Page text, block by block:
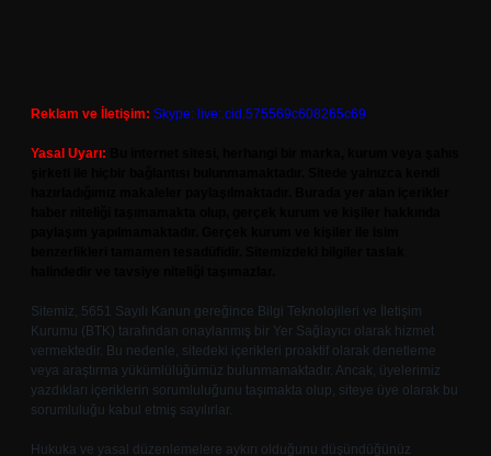
Reklam ve İletişim: Skype: live:.cid.575569c608265c69
Yasal Uyarı:
Sitemiz, 5651 Sayılı Kanun gereğince Bilgi Teknolojileri ve İletişim
Kurumu (BTK) tarafından onaylanmış bir Yer Sağlayıcı olarak hizmet
vermektedir. Bu nedenle, sitedeki içerikleri proaktif olarak denetleme
veya araştırma yükümlülüğümüz bulunmamaktadır. Ancak, üyelerimiz
yazdıkları içeriklerin sorumluluğunu taşımakta olup, siteye üye olarak bu
sorumluluğu kabul etmiş sayılırlar.
Hukuka ve yasal düzenlemelere aykırı olduğunu düşündüğünüz